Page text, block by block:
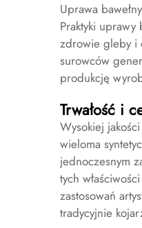
Uprawa
Praktyki
zdrowie gleby i
surowców
produkcję
Trwałość i
Wysokiej
wieloma
jednoczesnym
tych
zastosowań
tradycyjnie